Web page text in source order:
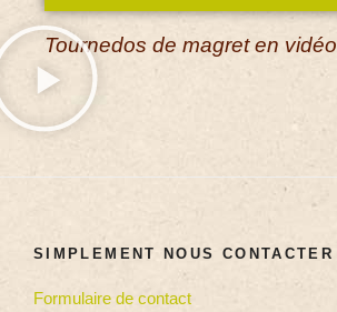
Tournedos de magret en vidéo
SIMPLEMENT NOUS CONTACTER
Formulaire de contact